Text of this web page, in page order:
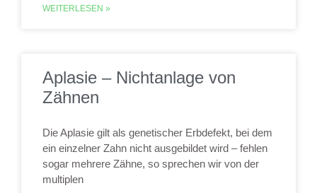
WEITERLESEN »
Aplasie – Nichtanlage von
Zähnen
Die Aplasie gilt als genetischer Erbdefekt, bei dem
ein einzelner Zahn nicht ausgebildet wird – fehlen
sogar mehrere Zähne, so sprechen wir von der
multiplen